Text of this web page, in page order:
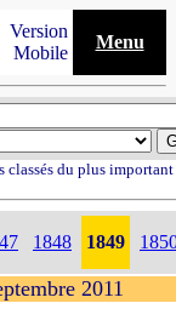
Version
Mobile
Menu
classés du plus
1848 1849
2011